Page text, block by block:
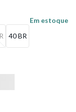
40 BR
Em estoque